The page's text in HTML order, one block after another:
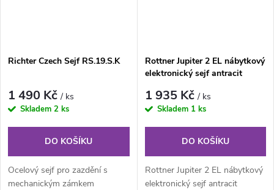
Richter Czech Sejf RS.19.S.K
1 490 Kč/ ks
Skladem 2 ks
DO KOŠÍKU
Ocelový sejf pro zazdění s
mechanickým zámkem
Rottner Jupiter 2 EL nábytkový
elektronický sejf antracit
1 935 Kč/ ks
Skladem 1 ks
DO KOŠÍKU
Rottner Jupiter 2 EL nábytkový
elektronický sejf antracit